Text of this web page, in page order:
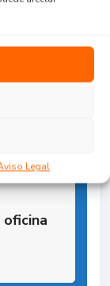
Legal